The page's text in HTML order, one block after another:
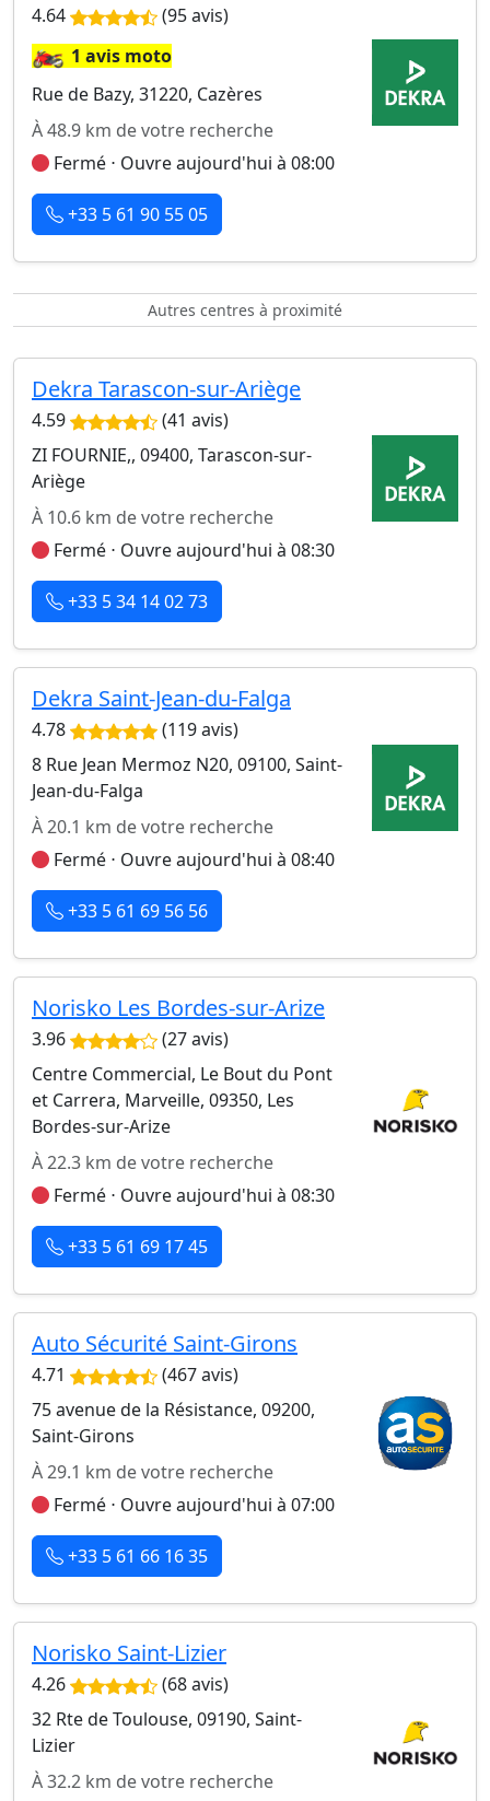
4.64 (95 avis)
🏍️1 avis moto
Rue de Bazy, 31220, Cazères
À 48.9 km de votre recherche
Fermé ⋅ Ouvre aujourd'hui à 08:00
+33 5 61 90 55 05
Autres centres à proximité
Dekra Tarascon-sur-Ariège
4.59
(41 avis)
ZI FOURNIE,, 09400, Tarascon-sur-
Ariège
À 10.6 km de votre recherche
Fermé ⋅ Ouvre aujourd'hui à 08:30
+33 5 34 14 02 73
Dekra Saint-Jean-du-Falga
4.78
(119 avis)
8 Rue Jean Mermoz N20, 09100, Saint-
Jean-du-Falga
À 20.1 km de votre recherche
Fermé ⋅ Ouvre aujourd'hui à 08:40
+33 5 61 69 56 56
Norisko Les Bordes-sur-Arize
3.96
(27 avis)
Centre Commercial, Le Bout du Pont
et Carrera, Marveille, 09350, Les
Bordes-sur-Arize
À 22.3 km de votre recherche
Fermé ⋅ Ouvre aujourd'hui à 08:30
+33 5 61 69 17 45
Auto Sécurité Saint-Girons
4.71
(467 avis)
75 avenue de la Résistance, 09200,
Saint-Girons
À 29.1 km de votre recherche
Fermé ⋅ Ouvre aujourd'hui à 07:00
+33 5 61 66 16 35
Norisko Saint-Lizier
4.26
(68 avis)
32 Rte de Toulouse, 09190, Saint-
Lizier
À 32.2 km de votre recherche